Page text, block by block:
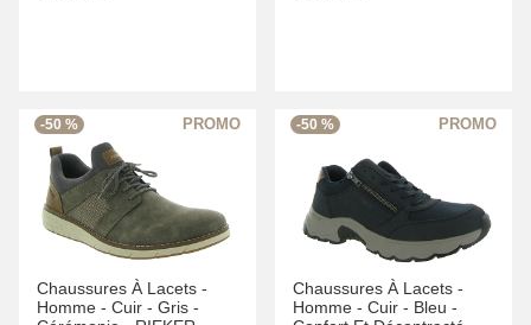
-50 %
Chaussures À Lacets -
Homme - Cuir - Gris -
-50 %
Chaussures À Lacets -
Homme - Cuir - Bleu -